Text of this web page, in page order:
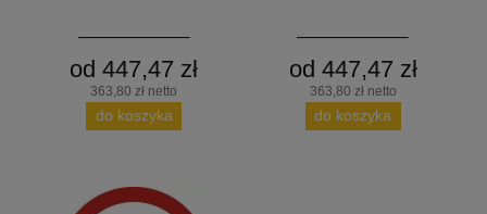
od 447,47 zł
363,80 zł netto
do koszyka
od 447,47 zł
363,80 zł netto
do koszyka